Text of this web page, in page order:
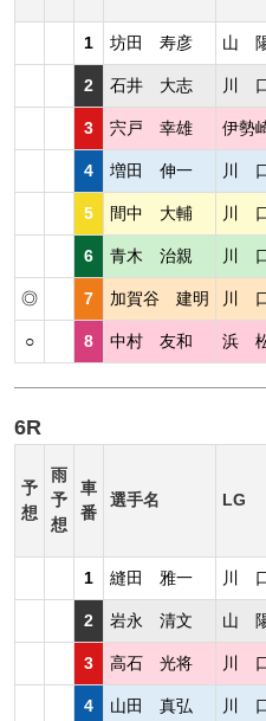
1 坊田 寿彦 山
2 石井 大志 川
3 宍戸 幸雄 伊勢
4 増田 伸一 川
5 間中 大輔 川
6 青木 治親 川
◎ 7 加賀谷 建明 川
○ 8 中村 友和 浜
6R
予
想
雨
予
想
車
番
選手名 LG
1 縫田 雅一 川
2 岩永 清文 山
3 高石 光将 川
4 山田 真弘 川